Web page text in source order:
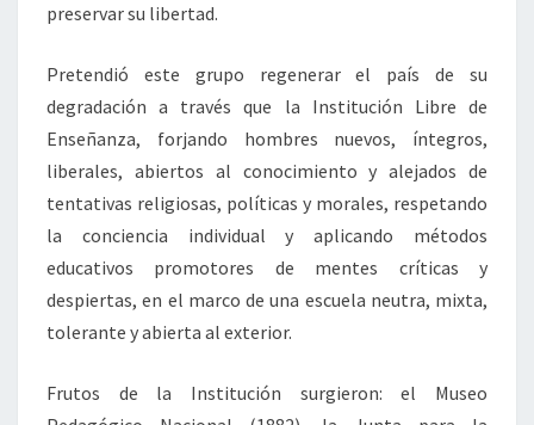
preservar su libertad.
Pretendió este grupo regenerar el país de su
degradación a través que la Institución Libre de
Enseñanza, forjando hombres nuevos, íntegros,
liberales, abiertos al conocimiento y alejados de
tentativas religiosas, políticas y morales, respetando
la conciencia individual y aplicando métodos
educativos promotores de mentes críticas y
despiertas, en el marco de una escuela neutra, mixta,
tolerante y abierta al exterior.
Frutos de la Institución surgieron: el Museo